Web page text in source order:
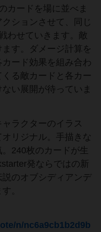
カードを場に並べま
ションさせて、同じ
わせていきます。敵
す。ダメージ計算を
ード効果を組み合わ
る敵カードと各カー
い展開が待っていま
ラクターのイラス
オリジナル。手描きな
240枚のカードが生
発ならではの新
説のオブシディアンデ
。
n/nc6a9cb1b2d9b